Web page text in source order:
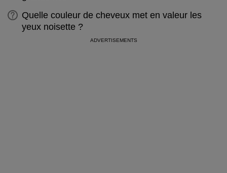
Quelle couleur de cheveux met en valeur les
yeux noisette ?